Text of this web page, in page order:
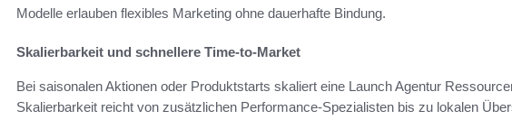
Modelle erlauben flexibles Marketing ohne dauerhafte Bindung.
Skalierbarkeit und schnellere Time-to-Market
Bei saisonalen Aktionen oder Produktstarts skaliert eine Launch Agentur
Skalierbarkeit reicht von zusätzlichen Performance-Spezialisten bis zu lokalen